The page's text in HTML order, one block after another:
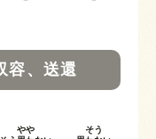
容、送還
やや
そう